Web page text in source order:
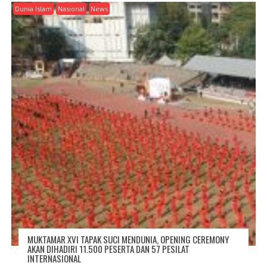
A
T
O
N
Dunia Islam Nasional News
MUKTAMAR XVI TAPAK SUCI MENDUNIA, OPENING CEREMONY
AKAN DIHADIRI 11.500 PESERTA DAN 57 PESILAT
INTERNASIONAL